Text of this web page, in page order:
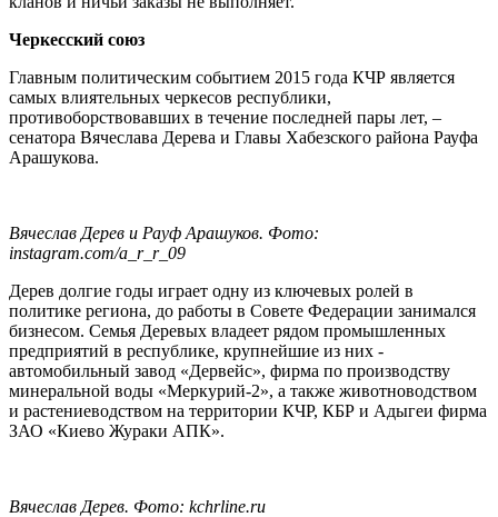
Черкесский союз
Главным политическим событием 2015 года КЧР является
самых влиятельных черкесов республики,
противоборствовавших в течение последней пары лет, –
сенатора Вячеслава Дерева и Главы Хабезского района Рауфа
Арашукова.
Вячеслав Дерев и Рауф Арашуков. Фото:
instagram.com/a_r_r_09
Дерев долгие годы играет одну из ключевых ролей в
политике региона, до работы в Совете Федерации занимался
бизнесом. Семья Деревых владеет рядом промышленных
предприятий в республике, крупнейшие из них -
автомобильный завод «Дервейс», фирма по производству
минеральной воды «Меркурий-2», а также животноводством
и растениеводством на территории КЧР, КБР и Адыгеи фирма
ЗАО «Киево Жураки АПК».
Вячеслав Дерев. Фото: kchrline.ru